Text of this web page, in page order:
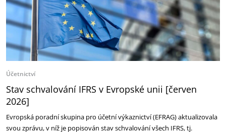
Účetnictví
Stav schvalování IFRS v Evropské unii [červen
2026]
Evropská poradní skupina pro účetní výkaznictví (EFRAG) aktualizovala
svou zprávu, v níž je popisován stav schvalování všech IFRS, tj.